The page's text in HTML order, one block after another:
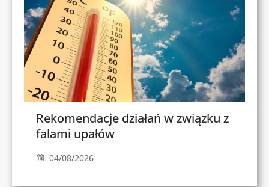
Rekomendacje działań w związku z
falami upałów
04/08/2026